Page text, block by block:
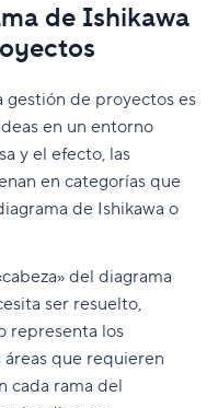
de Ishikawa
gestión de proyectos es
en un entorno
y el efecto, las
en categorías que
de Ishikawa o
del diagrama
ser resuelto,
representa los
que requieren
cada rama del